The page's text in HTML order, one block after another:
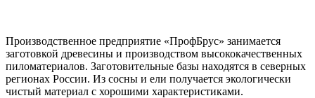
Производственное предприятие «ПрофБрус» занимается
заготовкой древесины и производством высококачественных
пиломатериалов. Заготовительные базы находятся в северных
регионах России. Из сосны и ели получается экологически
чистый материал с хорошими характеристиками.